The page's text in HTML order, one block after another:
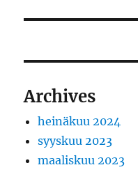
Archives
heinäkuu 2024
syyskuu 2023
maaliskuu 2023